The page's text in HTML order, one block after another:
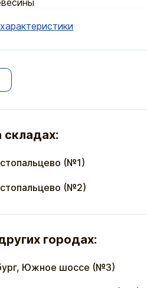
складах:
(№1)
(№2)
городах:
Южное шоссе (№3)